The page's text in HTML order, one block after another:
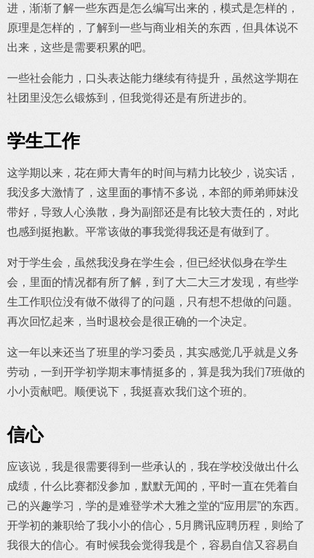
进，渐渐了解一些东西是怎么编写出来的，模式是怎样的，
原理是怎样的，了解到一些与商业相关的东西，但具体说不
出来，这些是需要积累的吧。
一些社会能力，口头表达能力继续有待提升，虽然这学期在
社团里没怎么锻炼到，但我觉得还是有所进步的。
学生工作
这学期以来，花在师大青年的时间与精力比较少，说实话，
我没多大激情了，这里面的事情不多说，本部的师弟师妹没
带好，导致人心涣散，身为副部还是有比较大责任的，对此
也感到挺抱歉。平常该做的事我觉得我还是有做到了。
对于学生会，虽然我没身在学生会，但已经状似身在学生
会，里面的情况都有所了解，到了大二大三才发现，有些学
生工作职位没有做不做得了的问题，只有想不想做的问题。
再次回忆起来，当时退校会是很正确的一个决定。
这一年以来还当了班里的学习委员，其实感觉几乎就是义务
劳动，一到开学初学期末事情挺多的，算是我为我们7班做的
小小贡献吧。顺便说下，我挺喜欢我们这个班的。
信心
应该说，我是很需要得到一些承认的，我在学校没做出什么
成绩，什么比赛都没参加，默默无闻的，平时一直在凭着自
己的兴趣学习，学的是难登学术大雅之堂的“应用层”的东西。
开学初的兼职给了我小小的信心，5月腾讯应聘历程，则给了
我很大的信心。有时候我会觉得我是个，容易自信又容易自